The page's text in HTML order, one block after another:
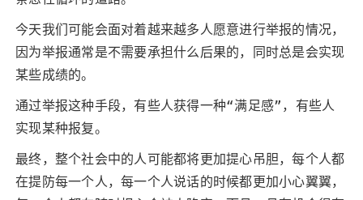
今天我们可能会面对着越来越多人愿意进行举报的情况，
因为举报通常是不需要承担什么后果的，同时总是会实现
某些成绩的。
通过举报这种手段，有些人获得一种“满足感”，有些人
实现某种报复。
最终，整个社会中的人可能都将更加提心吊胆，每个人都
在提防每一个人，每一个人说话的时候都更加小心翼翼，